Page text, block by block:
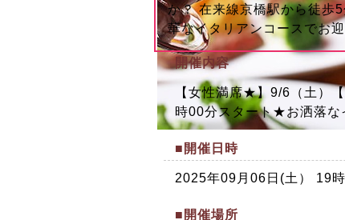
か？ 在来線京橋駅から徒歩
華なイタリアンコースでお
開催内容
【女性満席★】9/6（土）
時00分スタート★お洒落な
■開催日時
2025年09月06日(土） 19
■開催場所